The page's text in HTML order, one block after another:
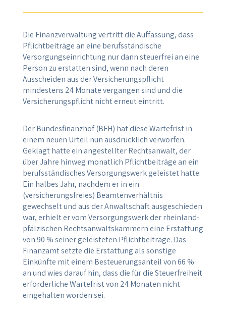
Die Finanzverwaltung vertritt die Auffassung, dass
Pflichtbeiträge an eine berufsständische
Versorgungseinrichtung nur dann steuerfrei an eine
Person zu erstatten sind, wenn nach deren
Ausscheiden aus der Versicherungspflicht
mindestens 24 Monate vergangen sind und die
Versicherungspflicht nicht erneut eintritt.
Der Bundesfinanzhof (BFH) hat diese Wartefrist in
einem neuen Urteil nun ausdrücklich verworfen.
Geklagt hatte ein angestellter Rechtsanwalt, der
über Jahre hinweg monatlich Pflichtbeiträge an ein
berufsständisches Versorgungswerk geleistet hatte.
Ein halbes Jahr, nachdem er in ein
(versicherungsfreies) Beamtenverhältnis
gewechselt und aus der Anwaltschaft ausgeschieden
war, erhielt er vom Versorgungswerk der rheinland-
pfälzischen Rechtsanwaltskammern eine Erstattung
von 90 % seiner geleisteten Pflichtbeiträge. Das
Finanzamt setzte die Erstattung als sonstige
Einkünfte mit einem Besteuerungsanteil von 66 %
an und wies darauf hin, dass die für die Steuerfreiheit
erforderliche Wartefrist von 24 Monaten nicht
eingehalten worden sei.